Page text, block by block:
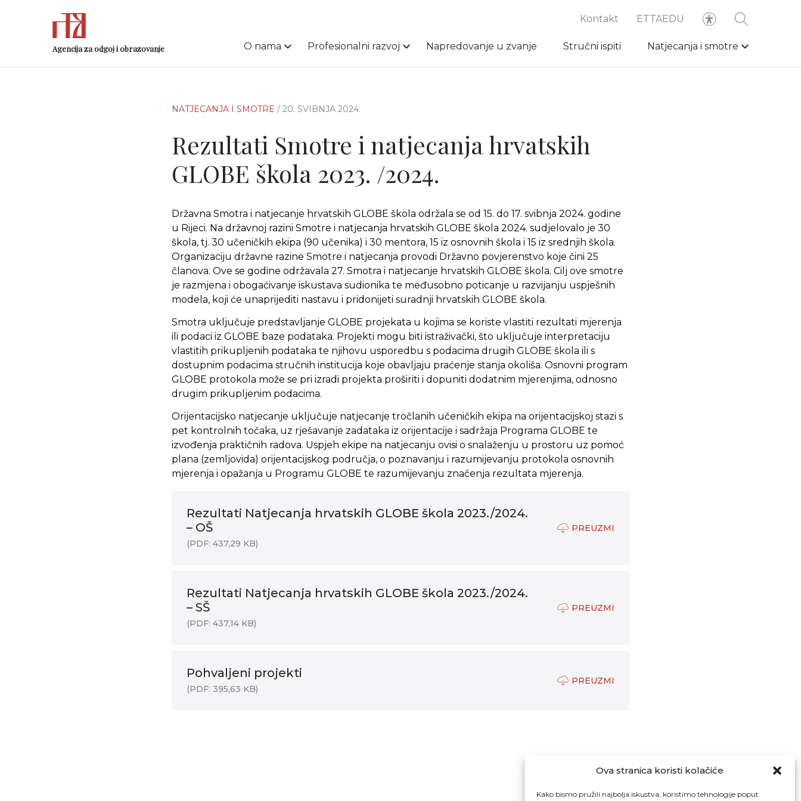
Ova stranica koristi kolačiće
Kako bismo pružili najbolja iskustva, koristimo tehnologije poput
Agencija za odgoj i obrazovanje
Kontakt ETTAEDU
O nama Profesionalni razvoj Napredovanje u zvanje Stručni ispiti Natjecanja i smotre
NATJECANJA I SMOTRE / 20. SVIBNJA 2024.
Rezultati Smotre i natjecanja hrvatskih
GLOBE škola 2023. /2024.
Državna Smotra i natjecanje hrvatskih GLOBE škola održala se od 15. do 17. svibnja 2024. godine
u Rijeci. Na državnoj razini Smotre i natjecanja hrvatskih GLOBE škola 2024. sudjelovalo je 30
škola, tj. 30 učeničkih ekipa (90 učenika) i 30 mentora, 15 iz osnovnih škola i 15 iz srednjih škola.
Organizaciju državne razine Smotre i natjecanja provodi Državno povjerenstvo koje čini 25
članova. Ove se godine održavala 27. Smotra i natjecanje hrvatskih GLOBE škola. Cilj ove smotre
je razmjena i obogaćivanje iskustava sudionika te međusobno poticanje u razvijanju uspješnih
modela, koji će unaprijediti nastavu i pridonijeti suradnji hrvatskih GLOBE škola.
Smotra uključuje predstavljanje GLOBE projekata u kojima se koriste vlastiti rezultati mjerenja
ili podaci iz GLOBE baze podataka. Projekti mogu biti istraživački, što uključuje interpretaciju
vlastitih prikupljenih podataka te njihovu usporedbu s podacima drugih GLOBE škola ili s
dostupnim podacima stručnih institucija koje obavljaju praćenje stanja okoliša. Osnovni program
GLOBE protokola može se pri izradi projekta proširiti i dopuniti dodatnim mjerenjima, odnosno
drugim prikupljenim podacima.
Orijentacijsko natjecanje uključuje natjecanje tročlanih učeničkih ekipa na orijentacijskoj stazi s
pet kontrolnih točaka, uz rješavanje zadataka iz orijentacije i sadržaja Programa GLOBE te
izvođenja praktičnih radova. Uspjeh ekipe na natjecanju ovisi o snalaženju u prostoru uz pomoć
plana (zemljovida) orijentacijskog područja, o poznavanju i razumijevanju protokola osnovnih
mjerenja i opažanja u Programu GLOBE te razumijevanju značenja rezultata mjerenja.
Rezultati Natjecanja hrvatskih GLOBE škola 2023./2024.
– OŠ
(PDF: 437,29 KB)
PREUZMI
Rezultati Natjecanja hrvatskih GLOBE škola 2023./2024.
– SŠ
(PDF: 437,14 KB)
PREUZMI
Pohvaljeni projekti
(PDF: 395,63 KB)
PREUZMI